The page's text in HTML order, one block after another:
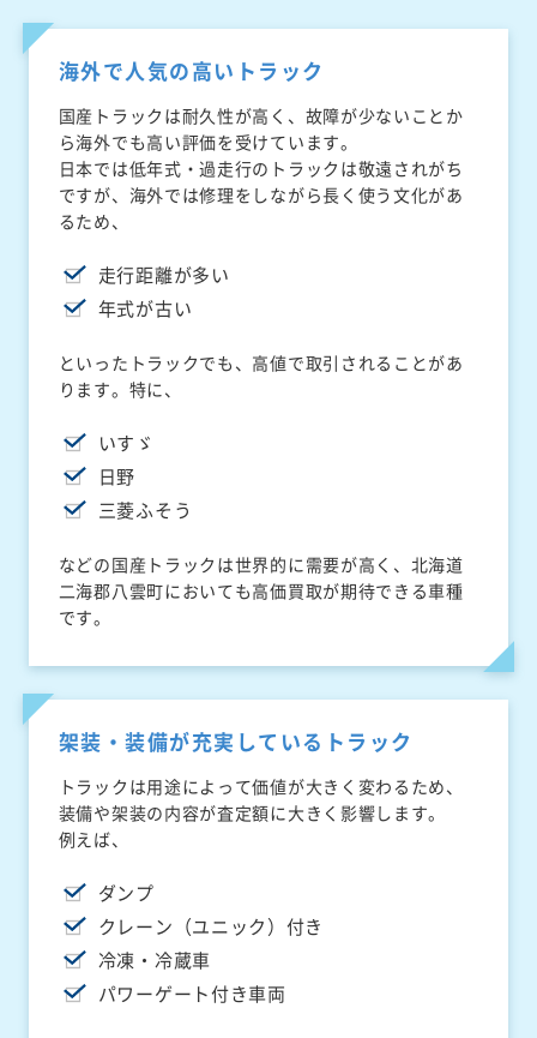
海外で人気の高いトラック
国産トラックは耐久性が高く、故障が少ないことか
ら海外でも高い評価を受けています。
日本では低年式・過走行のトラックは敬遠されがち
ですが、海外では修理をしながら長く使う文化があ
るため、
走行距離が多い
年式が古い
といったトラックでも、高値で取引されることがあ
ります。特に、
いすゞ
日野
三菱ふそう
などの国産トラックは世界的に需要が高く、北海道
二海郡八雲町においても高価買取が期待できる車種
です。
架装・装備が充実しているトラック
トラックは用途によって価値が大きく変わるため、
装備や架装の内容が査定額に大きく影響します。
例えば、
ダンプ
クレーン（ユニック）付き
冷凍・冷蔵車
パワーゲート付き車両